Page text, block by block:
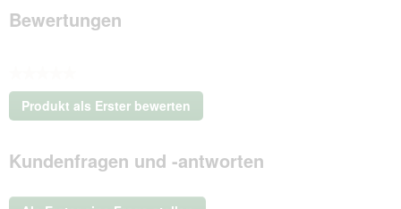
Bewertungen
Kein
Beurteilungswert
Produkt als Erster bewerten
.
dieser
Aktion
Kundenfragen und -antworten